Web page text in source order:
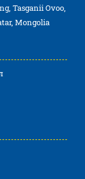
Tasganii Ovoo,
Mongolia